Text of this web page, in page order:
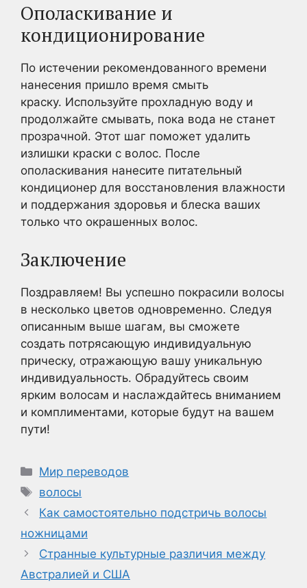
Ополаскивание и
кондиционирование
По истечении рекомендованного времени
нанесения пришло время смыть
краску. Используйте прохладную воду и
продолжайте смывать, пока вода не станет
прозрачной. Этот шаг поможет удалить
излишки краски с волос. После
ополаскивания нанесите питательный
кондиционер для восстановления влажности
и поддержания здоровья и блеска ваших
только что окрашенных волос.
Заключение
Поздравляем! Вы успешно покрасили волосы
в несколько цветов одновременно. Следуя
описанным выше шагам, вы сможете
создать потрясающую индивидуальную
прическу, отражающую вашу уникальную
индивидуальность. Обрадуйтесь своим
ярким волосам и наслаждайтесь вниманием
и комплиментами, которые будут на вашем
пути!
Рубрики
Мир переводов
Метки
волосы
Как самостоятельно подстричь волосы
ножницами
Странные культурные различия между
Австралией и США